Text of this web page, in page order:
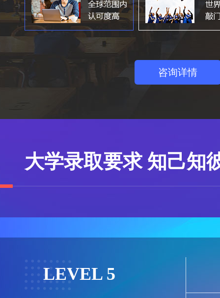
咨询详情
大学录取要求 知己知
LEVEL 5